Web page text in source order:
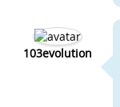
103evolution